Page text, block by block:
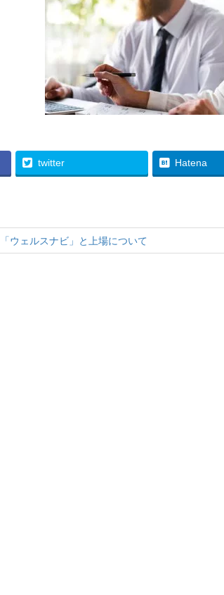
twitter Hatena
ウェルスナビ」と上場について